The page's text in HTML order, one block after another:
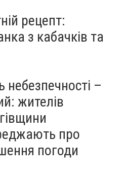
рецепт:
з кабачків та
небезпечності –
жителів
про
погоди